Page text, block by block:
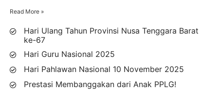
Read More »
Hari Ulang Tahun Provinsi Nusa Tenggara Barat
ke-67
Hari Guru Nasional 2025
Hari Pahlawan Nasional 10 November 2025
Prestasi Membanggakan dari Anak PPLG!